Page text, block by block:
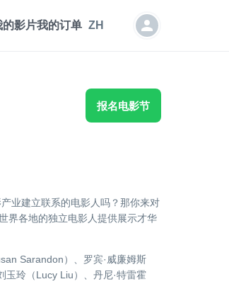
的影片我的订单 ZH
报名电影节
业建立联系的电影人吗？那你来对
界各地的独立电影人提供展示才华
Sarandon）、罗宾·威廉姆斯
玉玲（Lucy Liu）、丹尼·特雷霍